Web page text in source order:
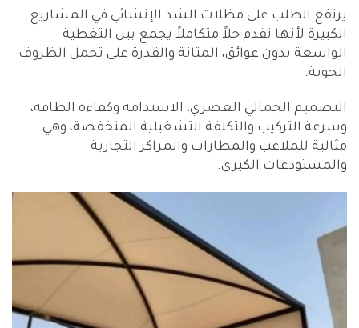
يرتفع الطلب على مظلات الشد الإنشائي في المشاريع
الكبيرة لأنها تقدم حلاً متكاملاً يجمع بين التغطية
الواسعة بدون عوائق، المتانة والقدرة على تحمل الظروف
الجوية.
التصميم الجمالي العصري، الاستدامة وكفاءة الطاقة،
وسرعة التركيب والتكلفة التشغيلية المنخفضة، وهي
مثالية للملاعب والمطارات والمراكز التجارية
والمستودعات الكبرى.